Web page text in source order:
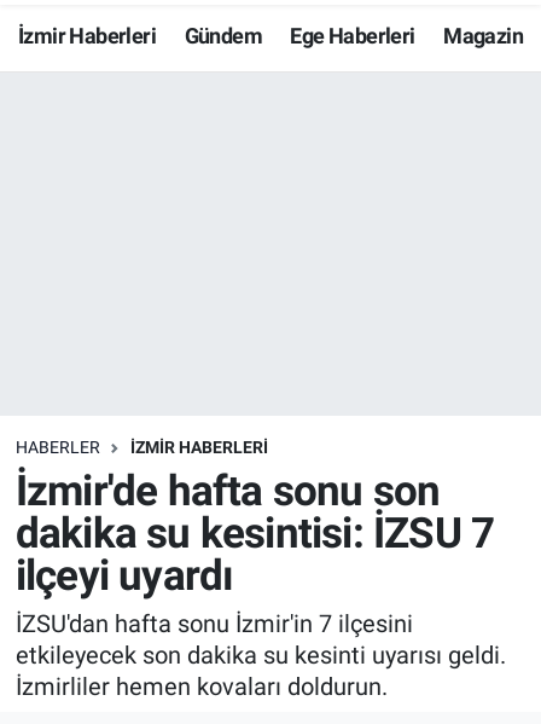
İzmir Haberleri Gündem Ege Haberleri Magazin
HABERLER İZMİR HABERLERİ
İzmir'de hafta sonu son
dakika su kesintisi: İZSU 7
ilçeyi uyardı
İZSU'dan hafta sonu İzmir'in 7 ilçesini
etkileyecek son dakika su kesinti uyarısı geldi.
İzmirliler hemen kovaları doldurun.
Resmi İlanlar